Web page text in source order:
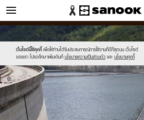
ข่าว
เว็บไซต์นี้ใช้คุกกี้ เพื่อให้ท่านได้รับประสบการณ์การใช้งานที่ดีที่สุดบน เว็บไซต์
ของเรา โปรดศึกษาเพิ่มเติมที่ นโยบายความเป็นส่วนตัว และ นโยบายคุกกี้
Sanook
//s.isanook.com/sr/0/images/logo-
new-
sanook.png
600
60
//s.isanook.com/ns/0/ud/361/1809610/623784-
01.jpg